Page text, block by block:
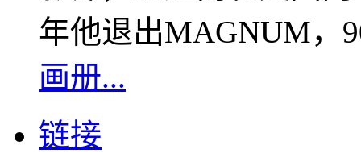
年他退出MAGNUM，
画册...
链接